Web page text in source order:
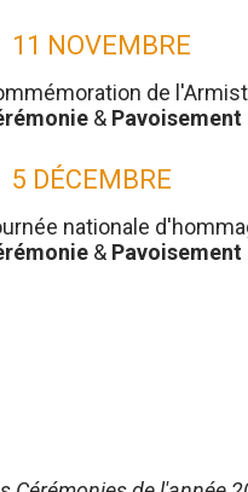
11 NOVEMBRE
de
& Pavoisement
5 DÉCEMBRE
nationale
& Pavoisement